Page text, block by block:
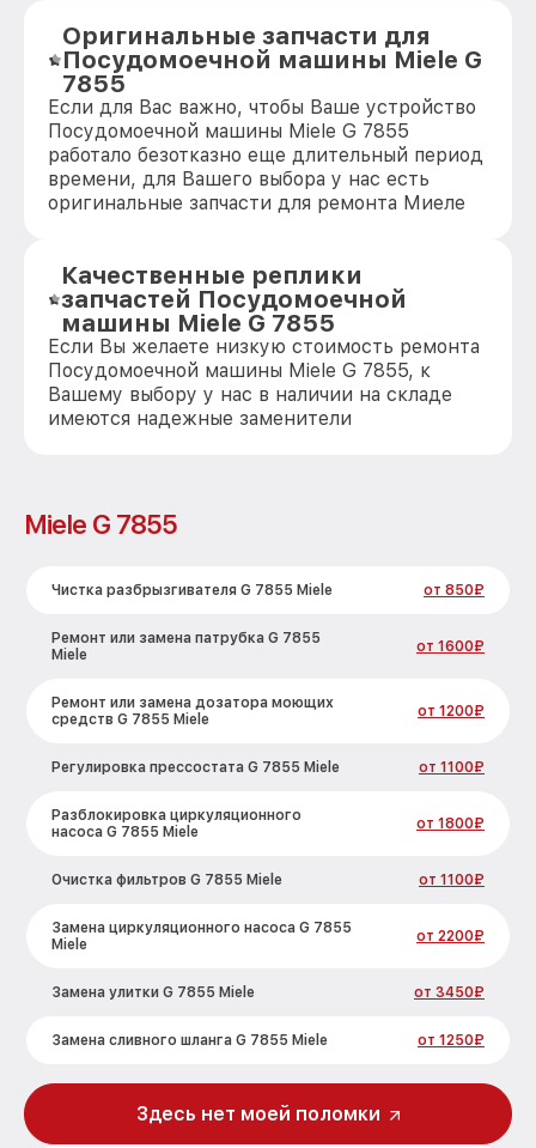
Оригинальные запчасти для
Посудомоечной машины Miele G
7855
Если для Вас важно, чтобы Ваше устройство
Посудомоечной машины Miele G 7855
работало безотказно еще длительный период
времени, для Вашего выбора у нас есть
оригинальные запчасти для ремонта Миеле
Качественные реплики
запчастей Посудомоечной
машины Miele G 7855
Если Вы желаете низкую стоимость ремонта
Посудомоечной машины Miele G 7855, к
Вашему выбору у нас в наличии на складе
имеются надежные заменители
Miele G 7855
Чистка разбрызгивателя G 7855 Miele от 850₽
Ремонт или замена патрубка G 7855
Miele
от 1600₽
Ремонт или замена дозатора моющих
средств G 7855 Miele
от 1200₽
Регулировка прессостата G 7855 Miele от 1100₽
Разблокировка циркуляционного
насоса G 7855 Miele
от 1800₽
Очистка фильтров G 7855 Miele от 1100₽
Замена циркуляционного насоса G 7855
Miele
от 2200₽
Замена улитки G 7855 Miele от 3450₽
Замена сливного шланга G 7855 Miele от 1250₽
Замена сливного насоса G 7855 Miele от 1590₽
от 1000₽
Здесь нет моей поломки